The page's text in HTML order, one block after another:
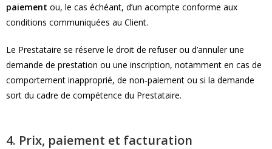
paiement ou, le cas échéant, d’un acompte conforme aux
conditions communiquées au Client.
Le Prestataire se réserve le droit de refuser ou d’annuler une
demande de prestation ou une inscription, notamment en cas de
comportement inapproprié, de non‑paiement ou si la demande
sort du cadre de compétence du Prestataire.
4. Prix, paiement et facturation